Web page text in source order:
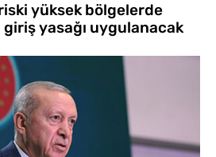
yüksek bölgelerde
yasağı uygulanacak